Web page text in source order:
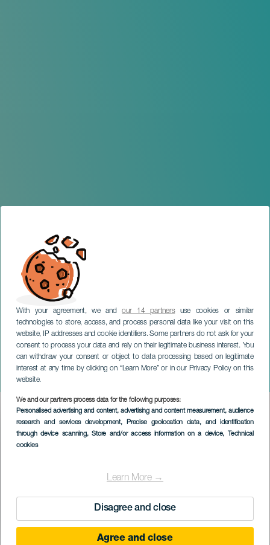
With your agreement, we andour 14 partnersuse cookies or similar
technologies to store, access, and process personal data like your visit on this
website, IP addresses and cookie identifiers. Some partners do not ask for your
consent to process your data and rely on their legitimate business interest. You
can withdraw your consent or object to data processing based on legitimate
interest at any time by clicking on “Learn More” or in our Privacy Policy on this
website.
We and our partners process data for the following purposes:
Personalised advertising and content, advertising and content measurement, audience
research and services development, Precise geolocation data, and identification
through device scanning, Store and/or access information on a device, Technical
cookies
Learn More →
Disagree and close
Agree and close
Idegenforgalmi és
környezetvédelmi
idegenvezetés
TENERIFE
Imagen
Listado